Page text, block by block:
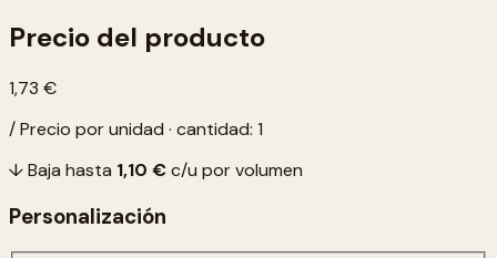
Precio del producto
1,73 €
/ Precio por unidad · cantidad: 1
↓ Baja hasta 1,10 €c/u por volumen
Personalización